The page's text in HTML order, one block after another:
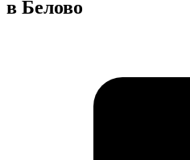
в
в Белово